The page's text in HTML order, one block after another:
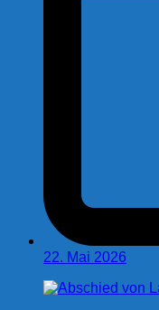
22. Mai 2026